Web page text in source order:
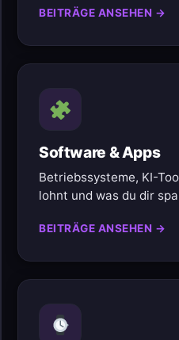
BEITRÄGE ANSEHEN →
Software & Apps
Betriebssysteme, KI-
lohnt und was du dir
BEITRÄGE ANSEHEN →